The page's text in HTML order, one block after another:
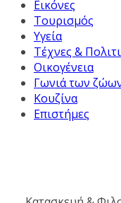
Εικόνες
Τουρισμός
Υγεία
Τέχνες &
Οικογένεια
Γωνιά των
Κουζίνα
Επιστήμες